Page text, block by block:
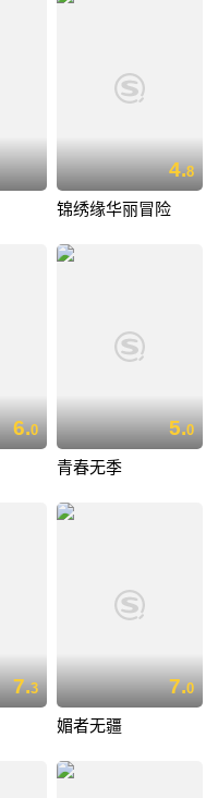
4.8
锦绣缘华丽冒险
6.0 5.0
青春无季
7.3 7.0
媚者无疆